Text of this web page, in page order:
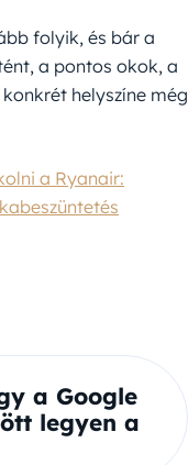
folyik, és bár a
a pontos okok, a
helyszíne még
a Ryanair:
a Google
legyen a